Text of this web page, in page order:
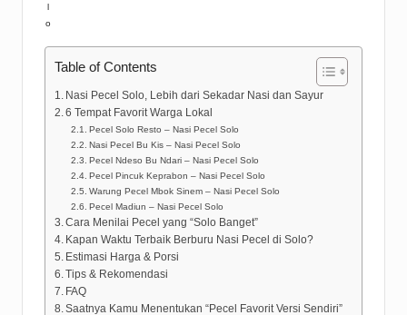
l
o
Table of Contents
Nasi Pecel Solo, Lebih dari Sekadar Nasi dan Sayur
6 Tempat Favorit Warga Lokal
Pecel Solo Resto – Nasi Pecel Solo
Nasi Pecel Bu Kis – Nasi Pecel Solo
Pecel Ndeso Bu Ndari – Nasi Pecel Solo
Pecel Pincuk Keprabon – Nasi Pecel Solo
Warung Pecel Mbok Sinem – Nasi Pecel Solo
Pecel Madiun – Nasi Pecel Solo
Cara Menilai Pecel yang “Solo Banget”
Kapan Waktu Terbaik Berburu Nasi Pecel di Solo?
Estimasi Harga & Porsi
Tips & Rekomendasi
FAQ
Saatnya Kamu Menentukan “Pecel Favorit Versi Sendiri”